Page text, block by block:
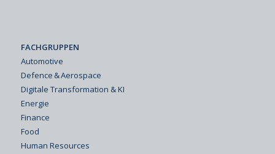
FACHGRUPPEN
Automotive
Defence & Aerospace
Digitale Transformation & KI
Energie
Finance
Food
Human Resources